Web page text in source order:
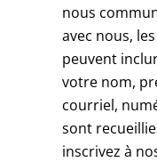
nous
avec nous,
peuvent
votre nom,
courriel,
sont
inscrivez à